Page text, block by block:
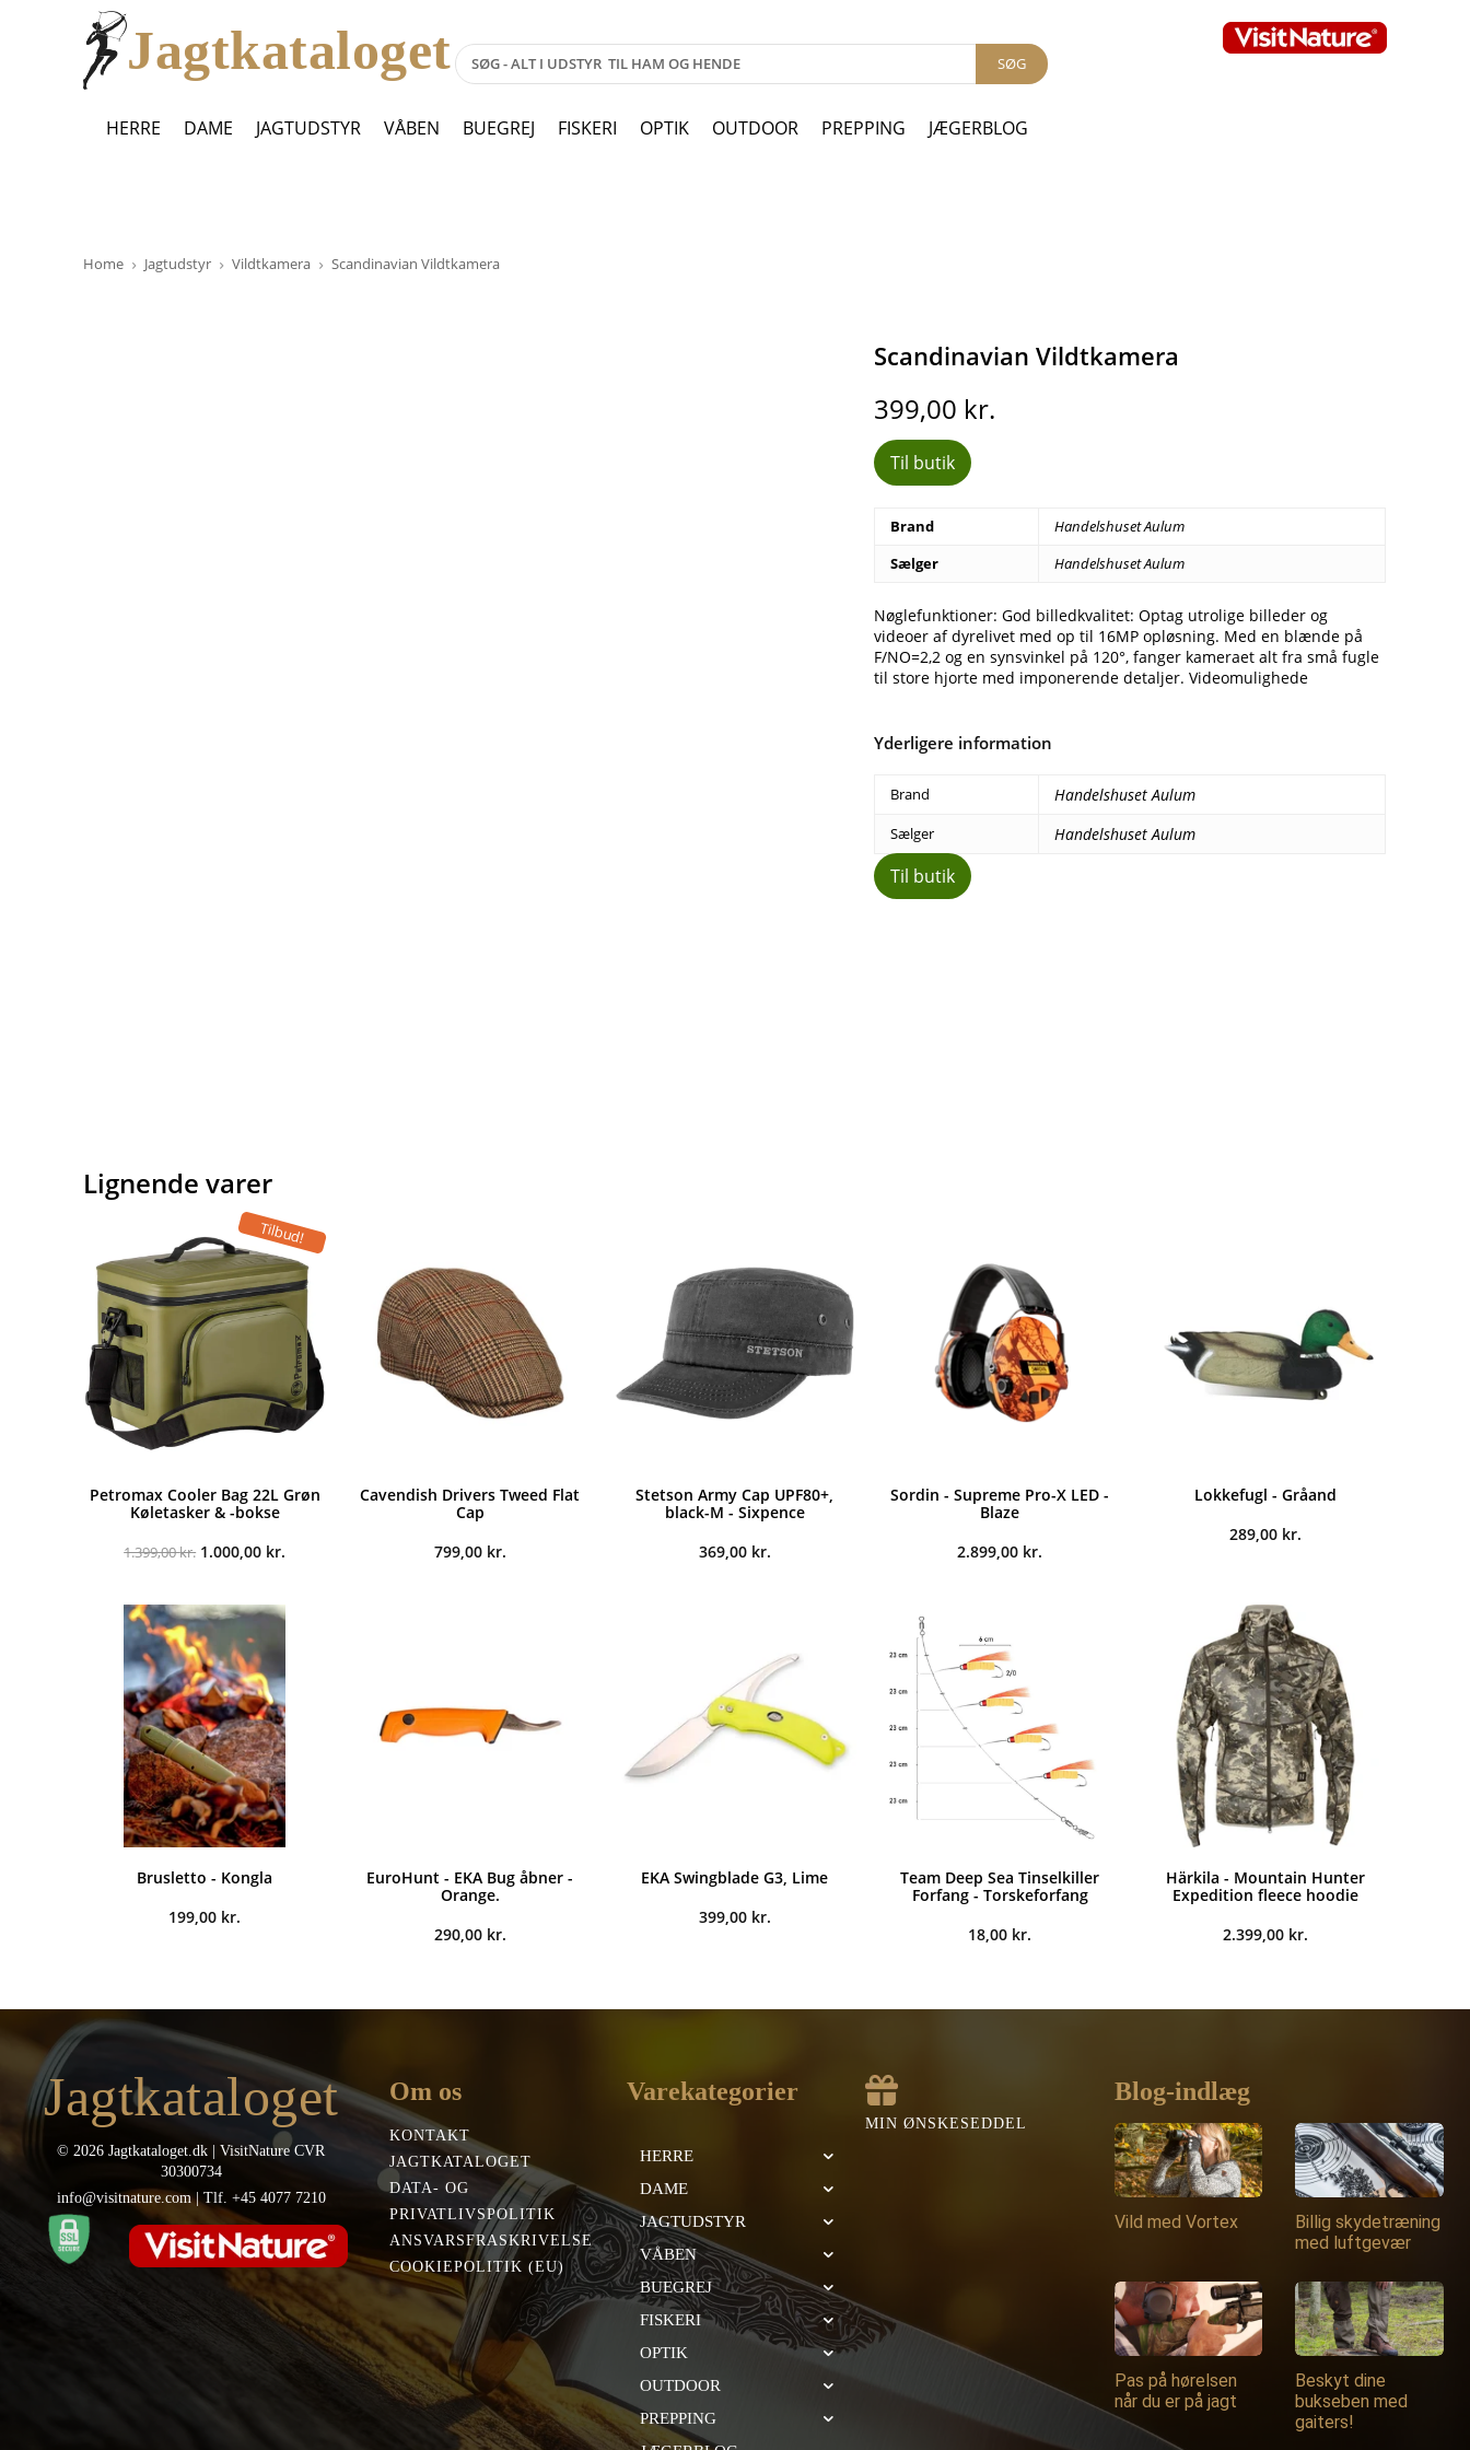
Jagtkataloget SØG
HERRE DAME JAGTUDSTYR VÅBEN BUEGREJ FISKERI OPTIK OUTDOOR PREPPING JÆGERBLOG
Home Jagtudstyr Vildtkamera Scandinavian Vildtkamera
Scandinavian Vildtkamera
399,00 kr.
Til butik
Brand
Handelshuset Aulum
Sælger
Handelshuset Aulum
Nøglefunktioner: God billedkvalitet: Optag utrolige billeder og
videoer af dyrelivet med op til 16MP opløsning. Med en blænde på
F/NO=2,2 og en synsvinkel på 120°, fanger kameraet alt fra små fugle
til store hjorte med imponerende detaljer. Videomulighede
Yderligere information
Brand Handelshuset Aulum
Sælger Handelshuset Aulum
Til butik
Lignende varer
Tilbud!
Petromax Cooler Bag 22L Grøn
Køletasker & -bokse
1.399,00kr. Den
var:
1.399,00 kr..
1.000,00 kr.
er:
1.000,00 kr..
Cavendish Drivers Tweed Flat
Cap
799,00 kr.
Stetson Army Cap UPF80+,
black-M - Sixpence
369,00 kr.
Sordin - Supreme Pro-X LED -
Blaze
2.899,00 kr.
Lokkefugl - Gråand
289,00 kr.
Brusletto - Kongla
199,00 kr.
EuroHunt - EKA Bug åbner -
Orange.
290,00 kr.
EKA Swingblade G3, Lime
399,00 kr.
Team Deep Sea Tinselkiller
Forfang - Torskeforfang
18,00 kr.
Härkila - Mountain Hunter
Expedition fleece hoodie
2.399,00 kr.
Jagtkataloget
© 2026 Jagtkataloget.dk | VisitNature CVR
30300734
info@visitnature.com | Tlf. +45 4077 7210
Om os
KONTAKT
JAGTKATALOGET
DATA- OG
PRIVATLIVSPOLITIK
ANSVARSFRASKRIVELSE
COOKIEPOLITIK (EU)
Varekategorier
HERRE
DAME
JAGTUDSTYR
VÅBEN
BUEGREJ
FISKERI
OPTIK
OUTDOOR
PREPPING
MIN ØNSKESEDDEL
Blog-indlæg
Vild med Vortex
Billig skydetræning
med luftgevær
Pas på hørelsen
når du er på jagt
Beskyt dine
bukseben med
gaiters!